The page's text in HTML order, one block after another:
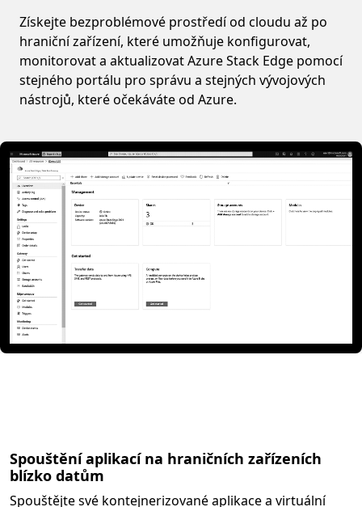
Získejte bezproblémové prostředí od cloudu až po
hraniční zařízení, které umožňuje konfigurovat,
monitorovat a aktualizovat Azure Stack Edge pomocí
stejného portálu pro správu a stejných vývojových
nástrojů, které očekáváte od Azure.
Spouštění aplikací na hraničních zařízeních
blízko datům
Spouštějte své kontejnerizované aplikace a virtuální